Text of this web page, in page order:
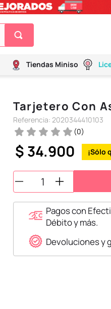
Tiendas Miniso
Tarjetero Con
Referencia: 2020344410103
(0)
$ 34.900
Pagos con
Débito y más.
Devoluciones y